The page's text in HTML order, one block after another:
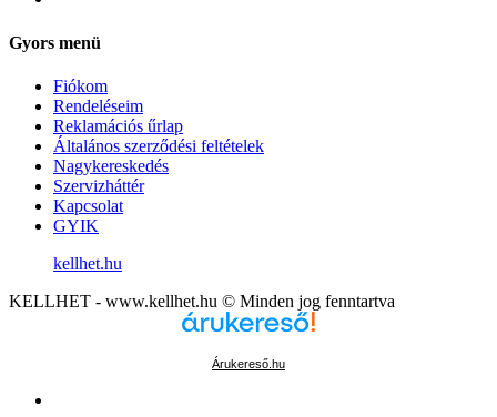
Gyors menü
Fiókom
Rendeléseim
Reklamációs űrlap
Általános szerződési feltételek
Nagykereskedés
Szervizháttér
Kapcsolat
GYIK
kellhet.hu
KELLHET - www.kellhet.hu © Minden jog fenntartva
Árukereső.hu